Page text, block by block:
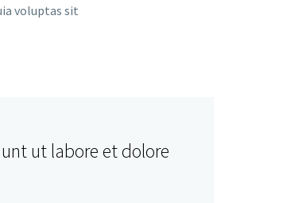
voluptas sit
ut labore et dolore